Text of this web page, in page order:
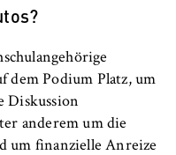
dem Podium Platz, um
Diskussion
anderem um die
um finanzielle Anreize